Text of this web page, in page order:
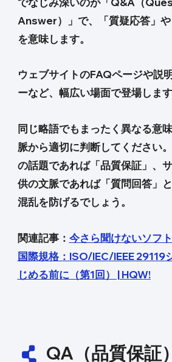
Answer）」で、「質疑応答」や
を意味します。
ウェブサイトのFAQページや説
ーなど、幅広い場面で登場します
同じ略語でもまったく異なる意
脈から適切に判断してください
の話題であれば「品質保証」、
供の文脈であれば「質問回答」と
混乱を防げるでしょう。
関連記事： 今さら聞けないソフ
国際規格：ISO/IEC/IEEE 29119
じめる前に（第1回） | HQW!
QA（品質保証